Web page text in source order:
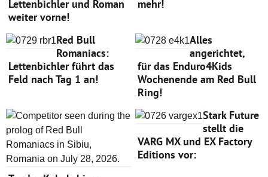
Lettenbichler und Roman
weiter vorne!
mehr!
Red Bull
Romaniacs:
Lettenbichler führt das
Feld nach Tag 1 an!
Alles
angerichtet,
für das Enduro4Kids
Wochenende am Red Bull
Ring!
Stark Future
stellt die
VARG MX und EX Factory
Editions vor: